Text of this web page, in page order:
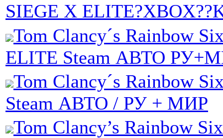
SIEGE X
Tom Clancy´s Rainbow
ELITE Steam АВТО
Tom Clancy´s Rainbow
Steam АВТО / РУ + МИР
Tom Clancy’s Rainbow Six